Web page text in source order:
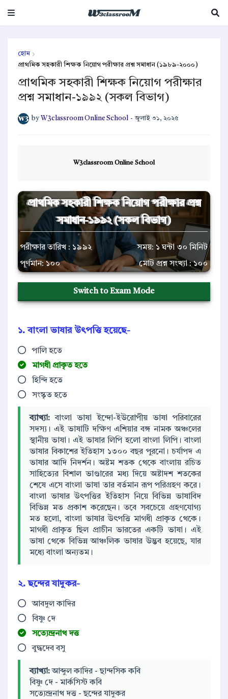
হোম
প্রাথমিক সহকারী শিক্ষক নিয়োগ পরীক্ষার প্রশ্ন সমাধান (১৯৮৯-২০০০)
প্রাথমিক সহকারী শিক্ষক নিয়োগ পরীক্ষার
প্রশ্ন সমাধান-১৯৯২ (সকল বিভাগ)
by W3classroom Online School - জুলাই ৩১, ২০২৫
W3classroom Online School
প্রাথমিক সহকারী শিক্ষক নিয়োগ পরীক্ষার প্রশ্ন
সমাধান-১৯৯২ (সকল বিভাগ)
পরীক্ষার তারিখ : ১৯৯২
সময়: ১ ঘন্টা ৩০ মিনিট
পূর্ণমান: ১০০
মোট প্রশ্ন সংখ্যা : ১০০
Switch to Exam Mode
১. বাংলা ভাষার উৎপত্তি হয়েছে-
পালি হতে
মাগধী প্রাকৃত হতে
হিন্দি হতে
সংস্কৃত হতে
ব্যাখ্যা: বাংলা ভাষা ইন্দো-ইউরোপীয় ভাষা পরিবারের
সদস্য। এই ভাষাটি দক্ষিণ এশিয়ার বঙ্গ নামক অঞ্চলের
স্থানীয় ভাষা। এই ভাষার লিপি হলো বাংলা লিপি। বাংলা
ভাষার বিকাশের ইতিহাস ১৩০০ বছর পুরনো। চর্যাপদ এ
ভাষার আদি নিদর্শন। অষ্টম শতক থেকে বাংলায় রচিত
সাহিত্যের বিশাল ভাণ্ডারের মধ্য দিয়ে অষ্টাদশ শতকের
শেষে এসে বাংলা ভাষা তার বর্তমান রূপ পরিগ্রহণ করে।
বাংলা ভাষার উৎপত্তির ইতিহাস নিয়ে বিভিন্ন ভাষাবিদ
বিভিন্ন মত প্রকাশ করেছেন। তবে সবচেয়ে গ্রহণযোগ্য
মত হলো, বাংলা ভাষার উৎপত্তি মাগধী প্রাকৃত থেকে।
মাগধী প্রাকৃত ছিল প্রাচীন ভারতের একটি ভাষা। এই
ভাষা থেকে বিভিন্ন আঞ্চলিক ভাষার উদ্ভব হয়েছে, যার
মধ্যে বাংলা অন্যতম।
২. ছন্দের যাদুকর-
আবদুল কাদির
বিষ্ণু দে
সত্যেন্দ্রনাথ দত্ত
বুদ্ধদেব বসু
ব্যাখ্যা:আব্দুল কাদির - ছান্দসিক কবি
বিষ্ণু দে - মার্কসিস্ট কবি
সত্যেন্দ্রনাথ দত্ত - ছন্দের যাদুকর